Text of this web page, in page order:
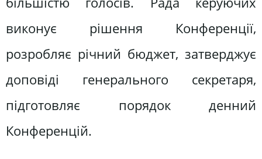
виконує рішення Конференції,
розробляє річний бюджет, затверджує
доповіді генерального секретаря,
підготовляє порядок денний
Конференцій.